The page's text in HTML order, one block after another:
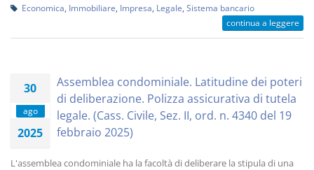
Economica Immobiliare Impresa Legale Sistema bancario
continua a leggere
30
ago
2025
Assemblea condominiale. Latitudine dei poteri
di deliberazione. Polizza assicurativa di tutela
legale. (Cass. Civile, Sez. II, ord. n. 4340 del 19
febbraio 2025)
L'assemblea condominiale ha la facoltà di deliberare la stipula di una